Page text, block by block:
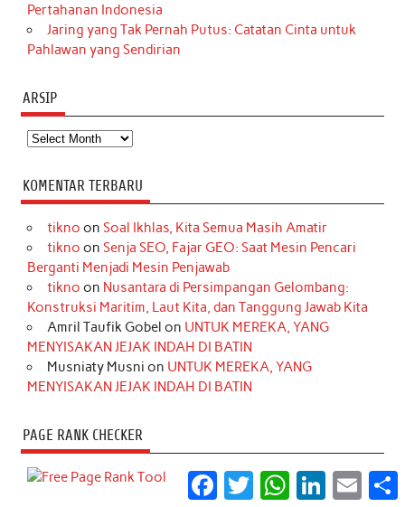
Pertahanan Indonesia
Jaring yang Tak Pernah Putus: Catatan Cinta untuk
Pahlawan yang Sendirian
ARSIP
Arsip
KOMENTAR TERBARU
tikno on Soal Ikhlas, Kita Semua Masih Amatir
tikno on Senja SEO, Fajar GEO: Saat Mesin Pencari
Berganti Menjadi Mesin Penjawab
tikno on Nusantara di Persimpangan Gelombang:
Konstruksi Maritim, Laut Kita, dan Tanggung Jawab Kita
Amril Taufik Gobel on UNTUK MEREKA, YANG
MENYISAKAN JEJAK INDAH DI BATIN
Musniaty Musni on UNTUK MEREKA, YANG
MENYISAKAN JEJAK INDAH DI BATIN
PAGE RANK CHECKER
Facebook
Twitter WhatsApp
LinkedInEmail